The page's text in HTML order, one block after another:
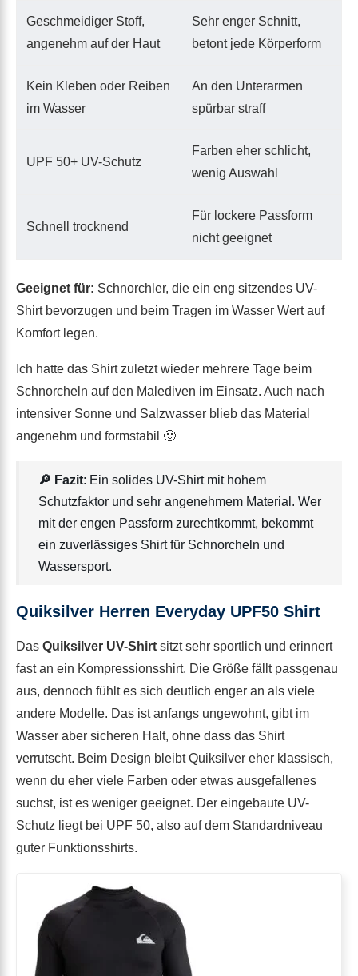
Geschmeidiger Stoff,
angenehm auf der Haut
Sehr enger Schnitt,
betont jede Körperform
Kein Kleben oder Reiben
im Wasser
An den Unterarmen
spürbar straff
UPF 50+ UV-Schutz
Farben eher schlicht,
wenig Auswahl
Schnell trocknend
Für lockere Passform
nicht geeignet
Geeignet für: Schnorchler, die ein eng sitzendes UV-
Shirt bevorzugen und beim Tragen im Wasser Wert auf
Komfort legen.
Ich hatte das Shirt zuletzt wieder mehrere Tage beim
Schnorcheln auf den Malediven im Einsatz. Auch nach
intensiver Sonne und Salzwasser blieb das Material
angenehm und formstabil 🙂
🔎 Fazit: Ein solides UV-Shirt mit hohem
Schutzfaktor und sehr angenehmem Material. Wer
mit der engen Passform zurechtkommt, bekommt
ein zuverlässiges Shirt für Schnorcheln und
Wassersport.
Quiksilver Herren Everyday UPF50 Shirt
Das Quiksilver UV-Shirt sitzt sehr sportlich und erinnert
fast an ein Kompressionsshirt. Die Größe fällt passgenau
aus, dennoch fühlt es sich deutlich enger an als viele
andere Modelle. Das ist anfangs ungewohnt, gibt im
Wasser aber sicheren Halt, ohne dass das Shirt
verrutscht. Beim Design bleibt Quiksilver eher klassisch,
wenn du eher viele Farben oder etwas ausgefallenes
suchst, ist es weniger geeignet. Der eingebaute UV-
Schutz liegt bei UPF 50, also auf dem Standardniveau
guter Funktionsshirts.